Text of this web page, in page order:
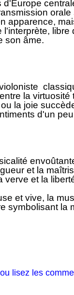
apparence,
libre
son âme.
la virtuosité
la joie
d'un
et la
verve et la
et vive, la
symbolisant la
lisez les